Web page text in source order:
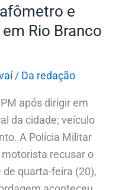
e
Rio Branco
/ Da redação
após dirigir em
da cidade; veículo
A Polícia Militar
recusar o
quarta-feira (20),